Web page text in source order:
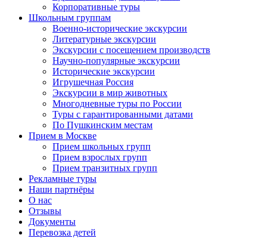
Корпоративные туры
Школьным группам
Военно-исторические экскурсии
Литературные экскурсии
Экскурсии с посещением производств
Научно-популярные экскурсии
Исторические экскурсии
Игрушечная Россия
Экскурсии в мир животных
Многодневные туры по России
Туры с гарантированными датами
По Пушкинским местам
Прием в Москве
Прием школьных групп
Прием взрослых групп
Прием транзитных групп
Рекламные туры
Наши партнёры
О нас
Отзывы
Документы
Перевозка детей